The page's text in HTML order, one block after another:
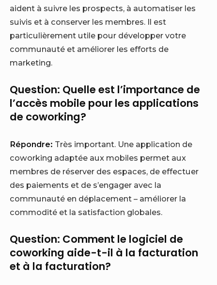
aident à suivre les prospects, à automatiser les
suivis et à conserver les membres. Il est
particulièrement utile pour développer votre
communauté et améliorer les efforts de
marketing.
Question: Quelle est l’importance de
l’accès mobile pour les applications
de coworking?
Répondre: Très important. Une application de
coworking adaptée aux mobiles permet aux
membres de réserver des espaces, de effectuer
des paiements et de s’engager avec la
communauté en déplacement – améliorer la
commodité et la satisfaction globales.
Question: Comment le logiciel de
coworking aide-t-il à la facturation
et à la facturation?